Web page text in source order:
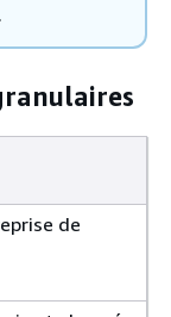
.
de